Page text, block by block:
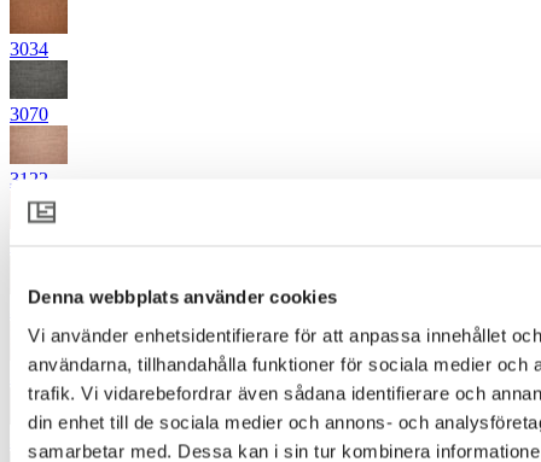
Denna webbplats använder cookies
Vi använder enhetsidentifierare för att anpassa innehållet
användarna, tillhandahålla funktioner för sociala medier och
trafik. Vi vidarebefordrar även sådana identifierare och
din enhet till de sociala medier och annons- och
samarbetar med. Dessa kan i sin tur kombinera
3034
3070
3122
3335
3522